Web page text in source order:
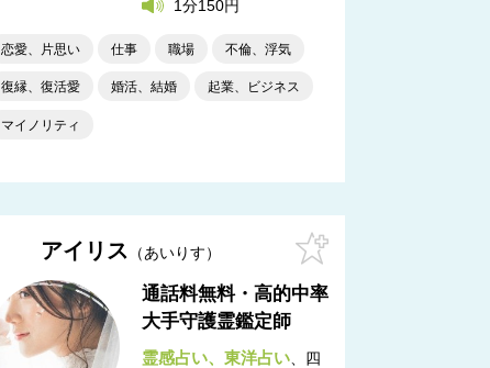
1分150円
恋愛、片思い 仕事 職場 不倫、浮気
復縁、復活愛 婚活、結婚 起業、ビジネス
マイノリティ
アイリス あいりす
通話料無料・高的中率
大手守護霊鑑定師
霊感占い 東洋占い
四